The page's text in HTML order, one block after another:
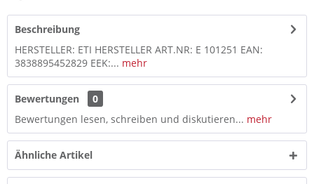
Beschreibung
HERSTELLER: ETI HERSTELLER ART.NR: E 101251 EAN:
3838895452829 EEK:... mehr
Bewertungen
0
Bewertungen lesen, schreiben und diskutieren... mehr
Ähnliche Artikel